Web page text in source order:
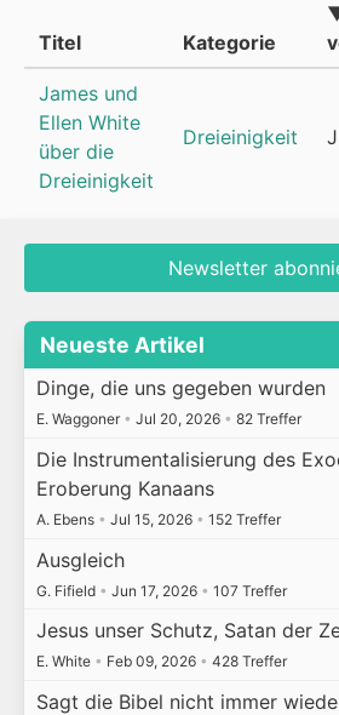
Titel Kategorie
James und
Ellen White
über die
Dreieinigkeit
Dreieinigkeit
Newsletter
Neueste Artikel
Dinge, die uns gegeben wurden
E. Waggoner • Jul 20, 2026 • 82 Treffer
Die Instrumentalisierung des
Eroberung Kanaans
A. Ebens • Jul 15, 2026 • 152 Treffer
Ausgleich
G. Fifield • Jun 17, 2026 • 107 Treffer
Jesus unser Schutz, Satan der
E. White • Feb 09, 2026 • 428 Treffer
Sagt die Bibel nicht immer